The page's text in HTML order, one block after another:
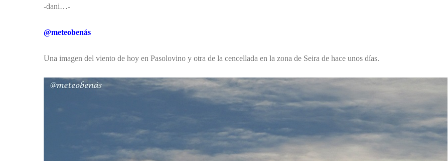
-dani…-
@meteobenás
Una imagen del viento de hoy en Pasolovino y otra de la cencellada en la zona de Seira de hace unos días.